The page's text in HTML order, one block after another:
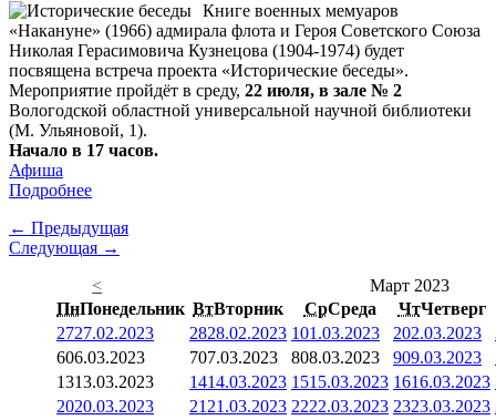
Книге военных мемуаров
«Накануне» (1966) адмирала флота и Героя Советского Союза
Николая Герасимовича Кузнецова (1904-1974) будет
посвящена встреча проекта «Исторические беседы».
Мероприятие пройдёт в среду, 22 июля, в зале № 2
Вологодской областной универсальной научной библиотеки
(М. Ульяновой, 1).
Начало в 17 часов.
Афиша
Подробнее
← Предыдущая
Следующая →
<
Март 2023
ПнПонедельник ВтВторник СрСреда ЧтЧетверг
2727.02.2023 2828.02.2023 101.03.2023 202.03.2023
606.03.2023 707.03.2023 808.03.2023 909.03.2023
1313.03.2023 1414.03.2023 1515.03.2023 1616.03.2023
2020.03.2023 21 21.03.2023 2222.03.2023 2323.03.2023